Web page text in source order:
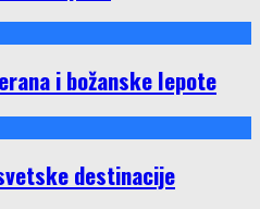
i božanske lepote
destinacije